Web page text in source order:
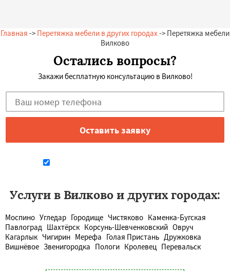
Главная -> Перетяжка мебели в других городах-> Перетяжка мебели
Вилково
Остались вопросы?
Закажи бесплатную консультацию в Вилково!
Услуги в Вилково и других городах:
Моспино Угледар Городище Чистяково Каменка-Бугская
Павлоград Шахтёрск Корсунь-Шевченковский Овруч
Кагарлык Чигирин Мерефа Голая Пристань Дружковка
Вишнёвое Звенигородка Пологи Кролевец Перевальск